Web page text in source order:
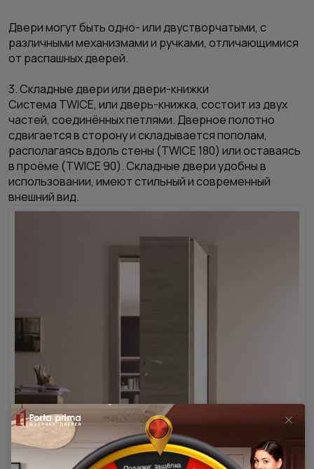
Двери могут быть одно- или двустворчатыми, с
различными механизмами и ручками, отличающимися
от распашных дверей.
3. Складные двери или двери-книжки
Система TWICE, или дверь-книжка, состоит из двух
частей, соединённых петлями. Дверное полотно
сдвигается в сторону и складывается пополам,
располагаясь вдоль стены (TWICE 180) или оставаясь
в проёме (TWICE 90). Складные двери удобны в
использовании, имеют стильный и современный
внешний вид.